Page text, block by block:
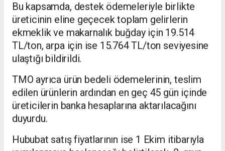
Bu kapsamda, destek ödemeleriyle birlikte
üreticinin eline geçecek toplam gelirlerin
ekmeklik ve makarnalık buğday için 19.514
TL/ton, arpa için ise 15.764 TL/ton seviyesine
ulaştığı bildirildi.
TMO ayrıca ürün bedeli ödemelerinin, teslim
edilen ürünlerin ardından en geç 45 gün içinde
üreticilerin banka hesaplarına aktarılacağını
duyurdu.
Hububat satış fiyatlarının ise 1 Ekim itibarıyla